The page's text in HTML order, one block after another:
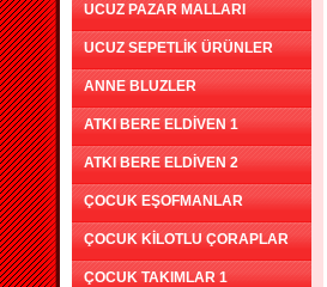
UCUZ PAZAR MALLARI
UCUZ SEPETLİK ÜRÜNLER
ANNE BLUZLER
ATKI BERE ELDİVEN 1
ATKI BERE ELDİVEN 2
ÇOCUK EŞOFMANLAR
ÇOCUK KİLOTLU ÇORAPLAR
ÇOCUK TAKIMLAR 1